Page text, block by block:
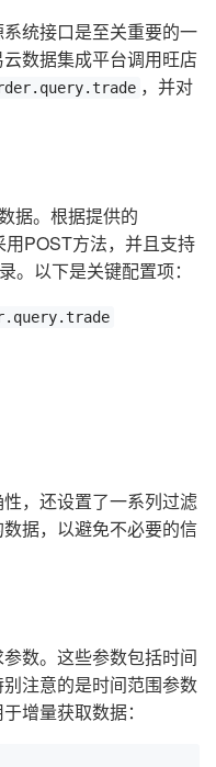
统接口是至关重要的一
数据集成平台调用旺店
，并对
据。根据提供的
POST方法，并且支持
。以下是关键配置项：
，还设置了一系列过滤
据，以避免不必要的信
数。这些参数包括时间
注意的是时间范围参数
增量获取数据：